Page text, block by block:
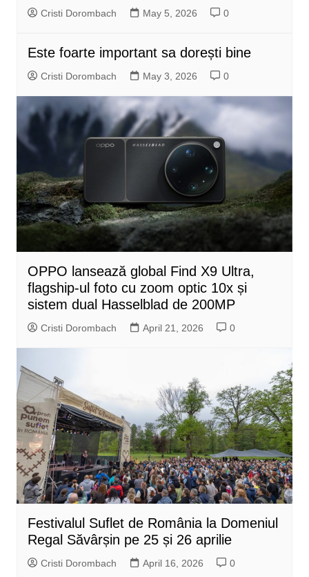
Cristi Dorombach May 5, 2026 0
Este foarte important sa dorești bine
Cristi Dorombach May 3, 2026 0
OPPO lansează global Find X9 Ultra,
flagship-ul foto cu zoom optic 10x și
sistem dual Hasselblad de 200MP
Cristi Dorombach April 21, 2026 0
Festivalul Suflet de România la Domeniul
Regal Săvârșin pe 25 și 26 aprilie
Cristi Dorombach April 16, 2026 0